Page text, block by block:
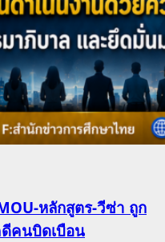
หลักสูตร-วีซ่า ถูก
คนบิดเบือน